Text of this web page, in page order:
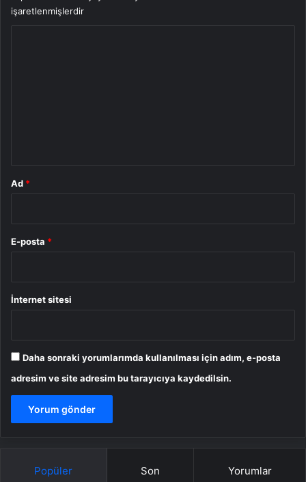
işaretlenmişlerdir
Ad *
E-posta *
İnternet sitesi
Daha sonraki yorumlarımda kullanılması için adım, e-posta
adresim ve site adresim bu tarayıcıya kaydedilsin.
Popüler Son Yorumlar